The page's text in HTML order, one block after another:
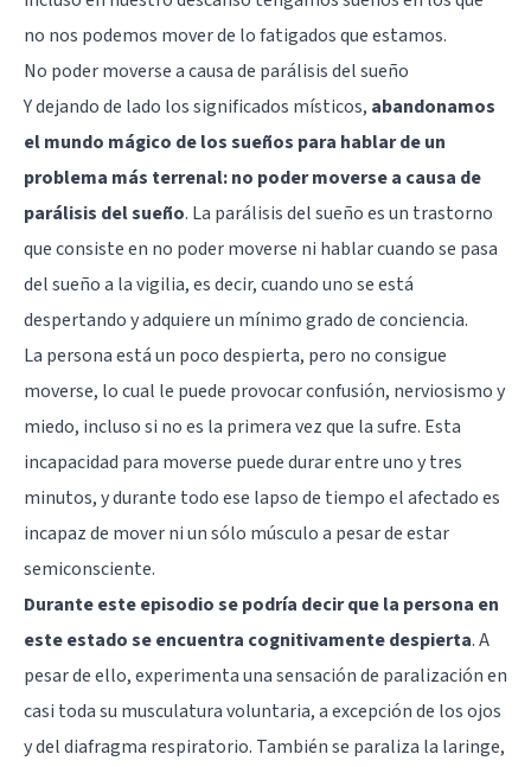
no nos podemos mover de lo fatigados que estamos.
No poder moverse a causa de parálisis del sueño
Y dejando de lado los significados místicos, abandonamos
el mundo mágico de los sueños para hablar de un
problema más terrenal: no poder moverse a causa de
parálisis del sueño. La parálisis del sueño es un trastorno
que consiste en no poder moverse ni hablar cuando se pasa
del sueño a la vigilia, es decir, cuando uno se está
despertando y adquiere un mínimo grado de conciencia.
La persona está un poco despierta, pero no consigue
moverse, lo cual le puede provocar confusión, nerviosismo y
miedo, incluso si no es la primera vez que la sufre. Esta
incapacidad para moverse puede durar entre uno y tres
minutos, y durante todo ese lapso de tiempo el afectado es
incapaz de mover ni un sólo músculo a pesar de estar
semiconsciente.
Durante este episodio se podría decir que la persona en
este estado se encuentra cognitivamente despierta. A
pesar de ello, experimenta una sensación de paralización en
casi toda su musculatura voluntaria, a excepción de los ojos
y del diafragma respiratorio. También se paraliza la laringe,